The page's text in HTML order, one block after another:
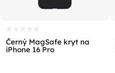
Černý MagSafe kryt na
iPhone 16 Pro